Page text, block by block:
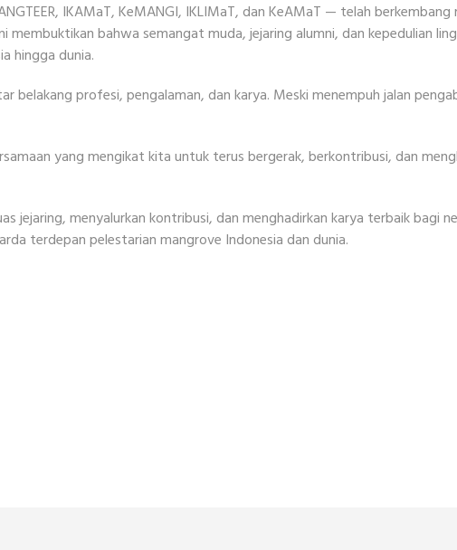
IKAMaT, KeMANGI, IKLIMaT, dan KeAMaT — telah
bahwa semangat muda, jejaring alumni, dan kepedulian
hingga dunia.
belakang profesi, pengalaman, dan karya. Meski menempuh jalan
yang mengikat kita untuk terus bergerak, berkontribusi, dan
jejaring, menyalurkan kontribusi, dan menghadirkan karya terbaik bagi
terdepan pelestarian mangrove Indonesia dan dunia.